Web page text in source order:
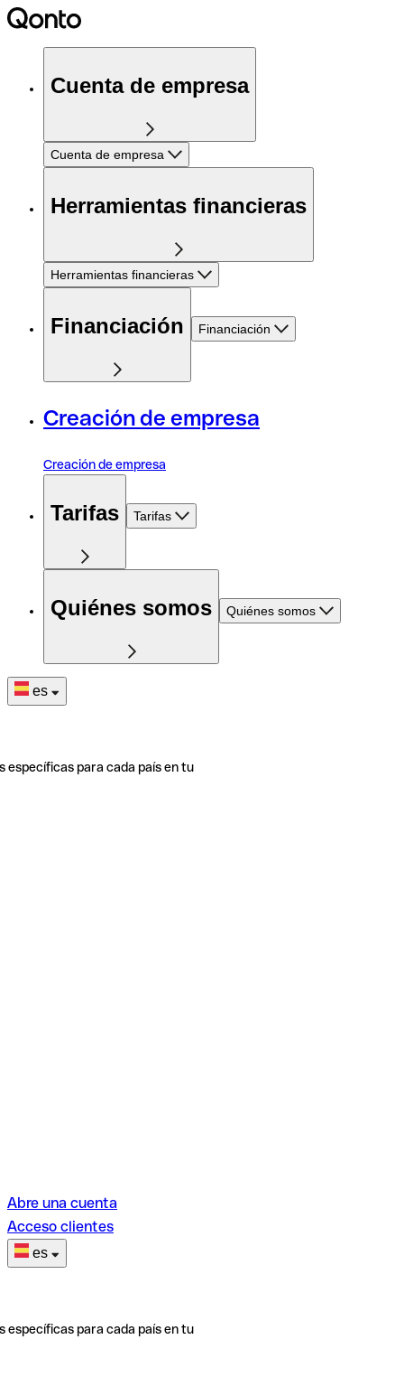
Cuenta de empresa
Cuenta de empresa
Herramientas financieras
Herramientas financieras
Financiación Financiación
Creación de empresa
Creación de empresa
Tarifas Tarifas
Quiénes somos Quiénes somos
es
específicas para cada país en tu
Abre una cuenta
Acceso clientes
es
específicas para cada país en tu